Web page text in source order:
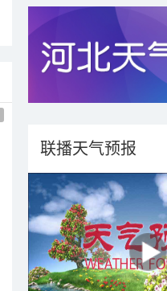
联播天气预报